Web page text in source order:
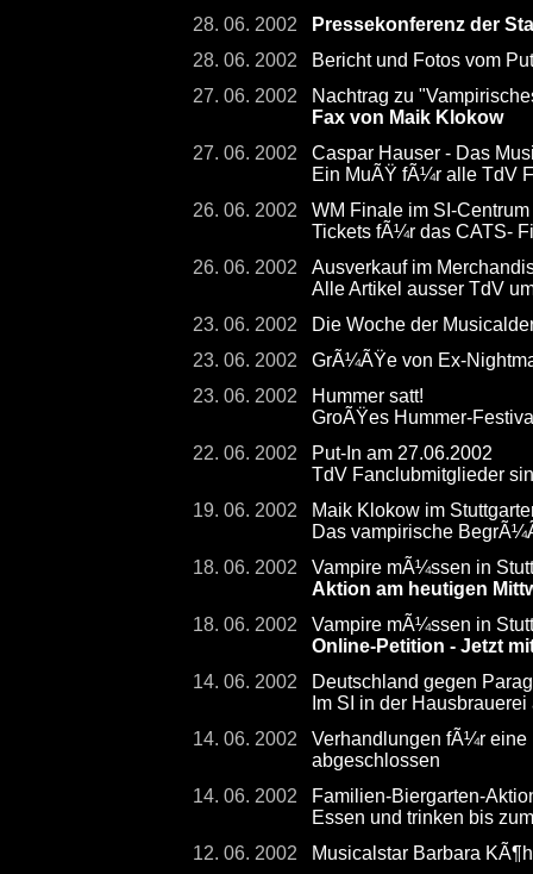
28. 06. 2002
Pressekonferenz der
28. 06. 2002
Bericht und Fotos vom
27. 06. 2002
Nachtrag zu
Fax von Maik Klokow
27. 06. 2002
Caspar Hauser - Das
Ein MuÃŸ fÃ¼r alle TdV
26. 06. 2002
WM Finale im SI-
Tickets fÃ¼r das CATS-
26. 06. 2002
Ausverkauf im
Alle Artikel ausser TdV
23. 06. 2002
Die Woche der
23. 06. 2002
GrÃ¼ÃŸe von Ex-
23. 06. 2002
Hummer satt!
GroÃŸes Hummer-
22. 06. 2002
Put-In am 27.06.2002
TdV Fanclubmitglieder
19. 06. 2002
Maik Klokow im
Das vampirische
18. 06. 2002
Vampire mÃ¼ssen in
Aktion am heutigen
18. 06. 2002
Vampire mÃ¼ssen in
Online-Petition - Jetzt
14. 06. 2002
Deutschland gegen
Im SI in der
14. 06. 2002
Verhandlungen fÃ¼r eine
abgeschlossen
14. 06. 2002
Familien-Biergarten-
Essen und trinken bis
12. 06. 2002
Musicalstar Barbara